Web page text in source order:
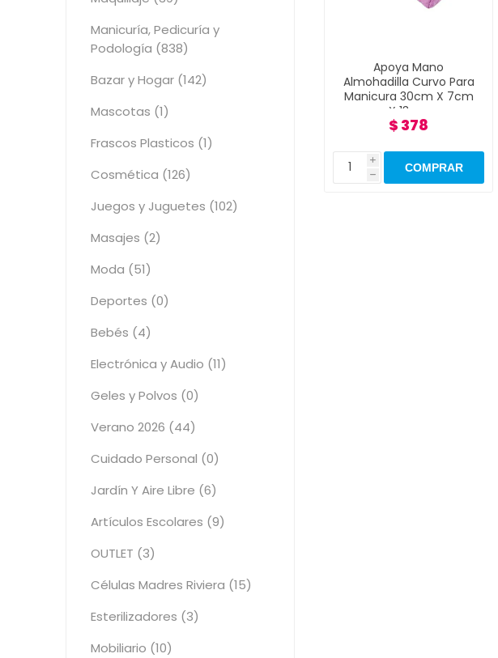
Apoya Mano
Almohadilla Curvo Para
Manicura 30cm X 7cm
X 13cm
$ 378
i
h
Manicuría, Pedicuría y
Podología (838)
Bazar y Hogar (142)
Mascotas (1)
Frascos Plasticos (1)
Cosmética (126)
Juegos y Juguetes (102)
Masajes (2)
Moda (51)
Deportes (0)
Bebés (4)
Electrónica y Audio (11)
Geles y Polvos (0)
Verano 2026 (44)
Cuidado Personal (0)
Jardín Y Aire Libre (6)
Artículos Escolares (9)
OUTLET (3)
Células Madres Riviera (15)
Esterilizadores (3)
Mobiliario (10)